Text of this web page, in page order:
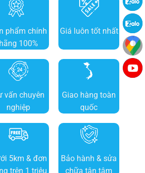
phẩm chính
hãng 100%
Giá luôn tốt nhất
vấn chuyên
nghiệp
Giao hàng toàn
quốc
5km & đơn
trên 1 triệu
Bảo hành & sửa
chữa tận tâm